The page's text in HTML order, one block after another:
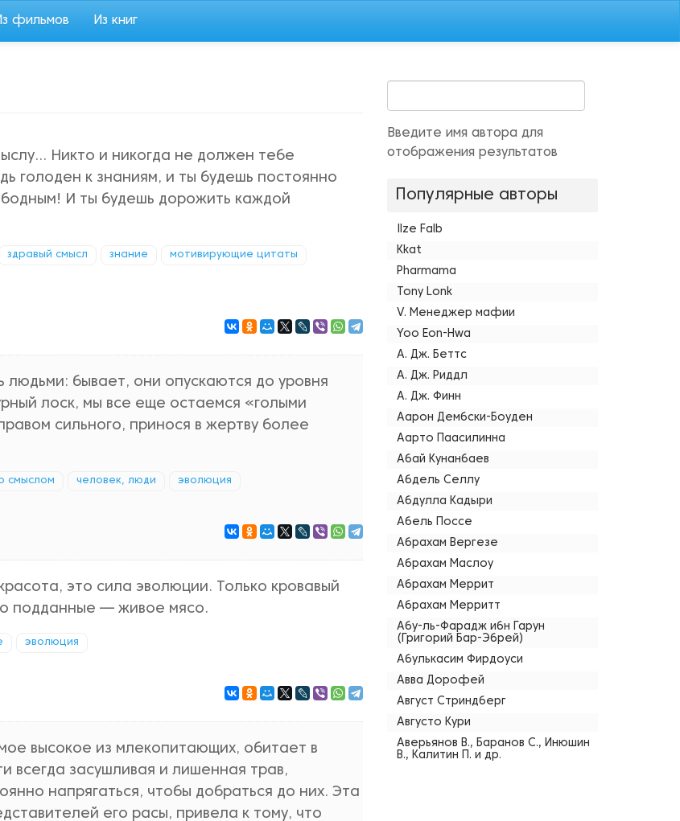
фильмов Из книг
Никто и никогда не должен тебе
голоден к знаниям, и ты будешь постоянно
И ты будешь дорожить каждой
здравый смысл знание мотивирующие цитаты
бывает, они опускаются до уровня
лоск, мы все еще остаемся «голыми
сильного, принося в жертву более
смыслом человек, люди эволюция
это сила эволюции. Только кровавый
подданные — живое мясо.
эволюция
высокое из млекопитающих, обитает в
всегда засушливая и лишенная трав,
напрягаться, чтобы добраться до них. Эта
его расы, привела к тому, что
Введите имя автора для
отображения результатов
Популярные авторы
Ilze Falb
Kkat
Pharmama
Tony Lonk
V. Менеджер мафии
Yoo Eon-Hwa
А. Дж. Беттс
А. Дж. Риддл
А. Дж. Финн
Аарон Дембски-Боуден
Аарто Паасилинна
Абай Кунанбаев
Абдель Селлу
Абдулла Кадыри
Абель Поссе
Абрахам Вергезе
Абрахам Маслоу
Абрахам Меррит
Абрахам Мерритт
Абу-ль-Фарадж ибн Гарун
(Григорий Бар-Эбрей)
Абулькасим Фирдоуси
Авва Дорофей
Август Стриндберг
Августо Кури
Аверьянов В., Баранов С., Инюшин
В., Калитин П. и др.